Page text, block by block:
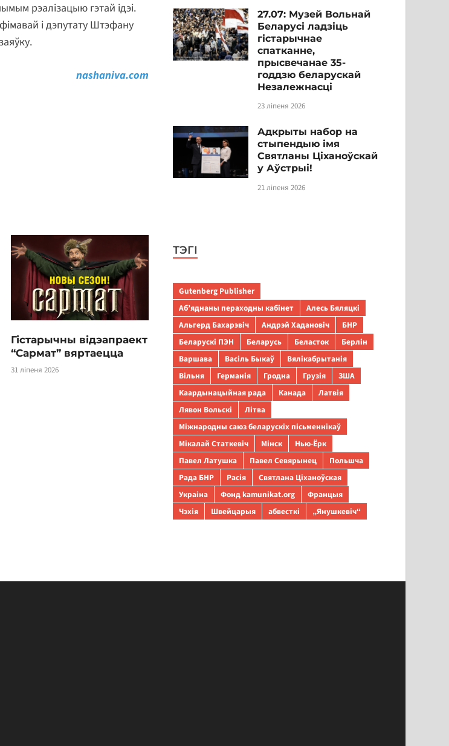
рэалізацыю гэтай ідэі.
і дэпутату Штэфану
nashaniva.com
Гістарычны відэапраект
“Сармат” вяртаецца
31 ліпеня 2026
27.07: Музей Вольнай
Беларусі ладзіць
гістарычнае
спатканне,
прысвечанае 35-
годдзю беларускай
Незалежнасці
23 ліпеня 2026
Адкрыты набор на
стыпендыю імя
Святланы Ціханоўскай
у Аўстрыі!
21 ліпеня 2026
ТЭГІ
Gutenberg Publisher
Аб’яднаны пераходны кабінет
Алесь Бяляцкі
Альгерд Бахарэвіч
Андрэй Хадановіч
БНР
Беларускі ПЭН
Беларусь Беласток
Берлін
Варшава
Васіль Быкаў
Вялікабрытанія
Вільня
Германія Гродна Грузія
ЗША
Каардынацыйная рада
Канада
Латвія
Лявон Вольскі
Літва
Міжнародны саюз беларускіх пісьменнікаў
Мікалай Статкевіч
Мінск
Нью-Ёрк
Павел Латушка
Павел Севярынец
Польшча
Рада БНР
Расія
Святлана Ціханоўская
Украіна
Фонд kamunikat.org
Францыя
Чэхія
Швейцарыя абвесткі „Янушкевіч“